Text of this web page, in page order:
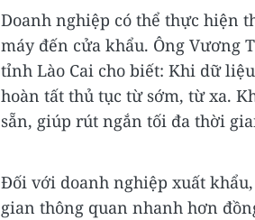
Doanh nghiệp có thể thực hiện
máy đến cửa khẩu. Ông Vương
tỉnh Lào Cai cho biết: Khi dữ
hoàn tất thủ tục từ sớm, từ xa.
sẵn, giúp rút ngắn tối đa thời
Đối với doanh nghiệp xuất
gian thông quan nhanh hơn